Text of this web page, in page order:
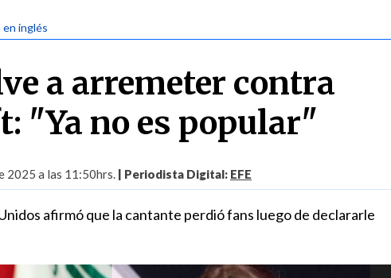
en inglés
a arremeter contra
"Ya no es popular"
2025 a las 11:50hrs. | Periodista Digital: EFE
afirmó que la cantante perdió fans luego de declararle